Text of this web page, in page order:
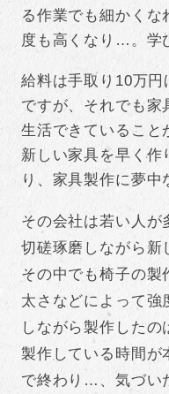
る作業でも細かくな
度も高くなり…。学
給料は手取り10万
ですが、それでも家
生活できていること
新しい家具を早く作
り、家具製作に夢中
その会社は若い人が
切磋琢磨しながら新
その中でも椅子の製
太さなどによって強
しながら製作したの
製作している時間が
で終わり…、気づい